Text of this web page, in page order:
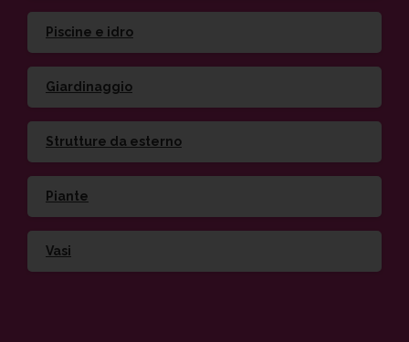
Piscine e idro
Giardinaggio
Strutture da esterno
Piante
Vasi